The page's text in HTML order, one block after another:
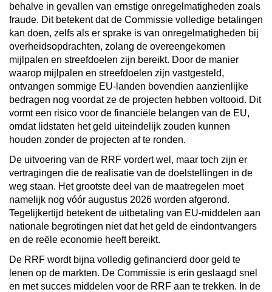
behalve in gevallen van ernstige onregelmatigheden zoals
fraude. Dit betekent dat de Commissie volledige betalingen
kan doen, zelfs als er sprake is van onregelmatigheden bij
overheidsopdrachten, zolang de overeengekomen
mijlpalen en streefdoelen zijn bereikt. Door de manier
waarop mijlpalen en streefdoelen zijn vastgesteld,
ontvangen sommige EU-landen bovendien aanzienlijke
bedragen nog voordat ze de projecten hebben voltooid. Dit
vormt een risico voor de financiële belangen van de EU,
omdat lidstaten het geld uiteindelijk zouden kunnen
houden zonder de projecten af te ronden.
De uitvoering van de RRF vordert wel, maar toch zijn er
vertragingen die de realisatie van de doelstellingen in de
weg staan. Het grootste deel van de maatregelen moet
namelijk nog vóór augustus 2026 worden afgerond.
Tegelijkertijd betekent de uitbetaling van EU-middelen aan
nationale begrotingen niet dat het geld de eindontvangers
en de reële economie heeft bereikt.
De RRF wordt bijna volledig gefinancierd door geld te
lenen op de markten. De Commissie is erin geslaagd snel
en met succes middelen voor de RRF aan te trekken. In de